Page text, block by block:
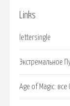
Links
lettersingle
Экстремальное
Age of Magic: все